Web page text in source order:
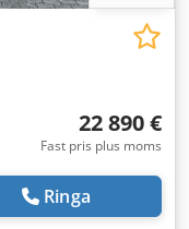
22 890 €
Fast pris plus moms
Ringa